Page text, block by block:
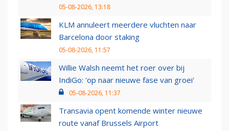
05-08-2026, 13:18
KLM annuleert meerdere vluchten naar
Barcelona door staking
05-08-2026, 11:57
Willie Walsh neemt het roer over bij
IndiGo: 'op naar nieuwe fase van groei'
05-08-2026, 11:37
Transavia opent komende winter nieuwe
route vanaf Brussels Airport